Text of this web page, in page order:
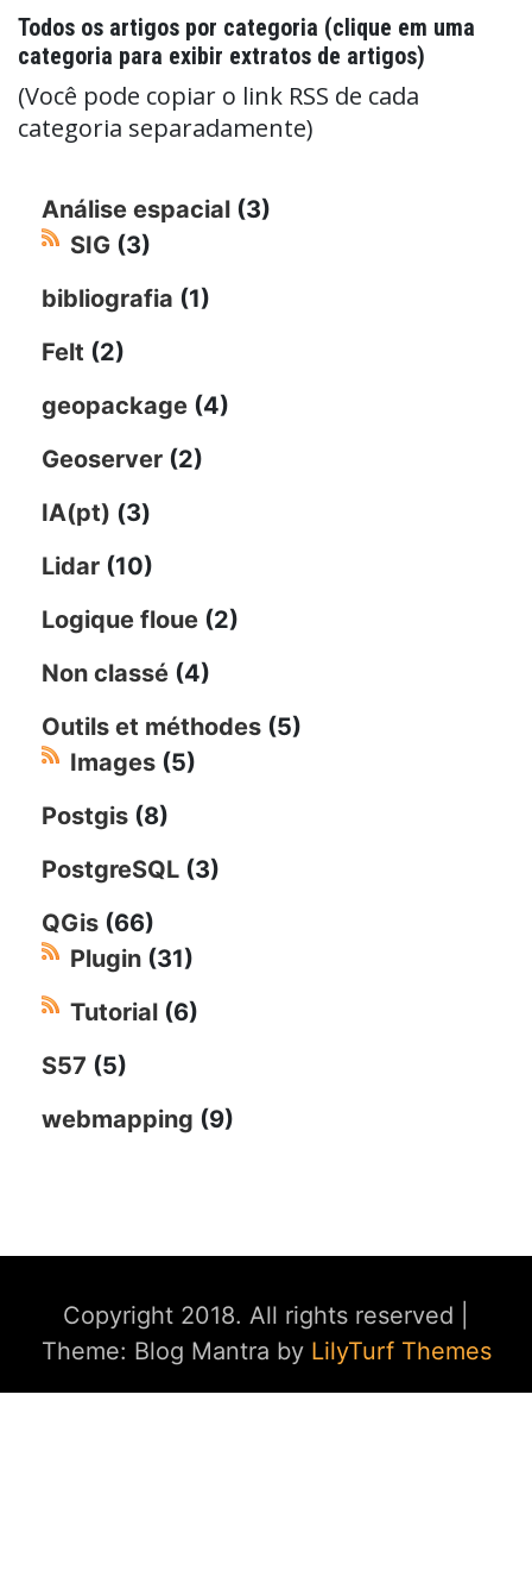
Todos os artigos por categoria (clique em uma
categoria para exibir extratos de artigos)
(Você pode copiar o link RSS de cada
categoria separadamente)
Análise espacial (3)
SIG (3)
bibliografia (1)
Felt (2)
geopackage (4)
Geoserver (2)
IA(pt) (3)
Lidar (10)
Logique floue (2)
Non classé (4)
Outils et méthodes (5)
Images (5)
Postgis (8)
PostgreSQL (3)
QGis (66)
Plugin (31)
Tutorial (6)
S57 (5)
webmapping (9)
Copyright 2018. All rights reserved
Theme: Blog Mantra by LilyTurf Themes